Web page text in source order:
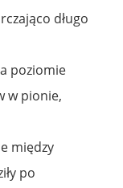
długo
poziomie
w pionie,
między
po